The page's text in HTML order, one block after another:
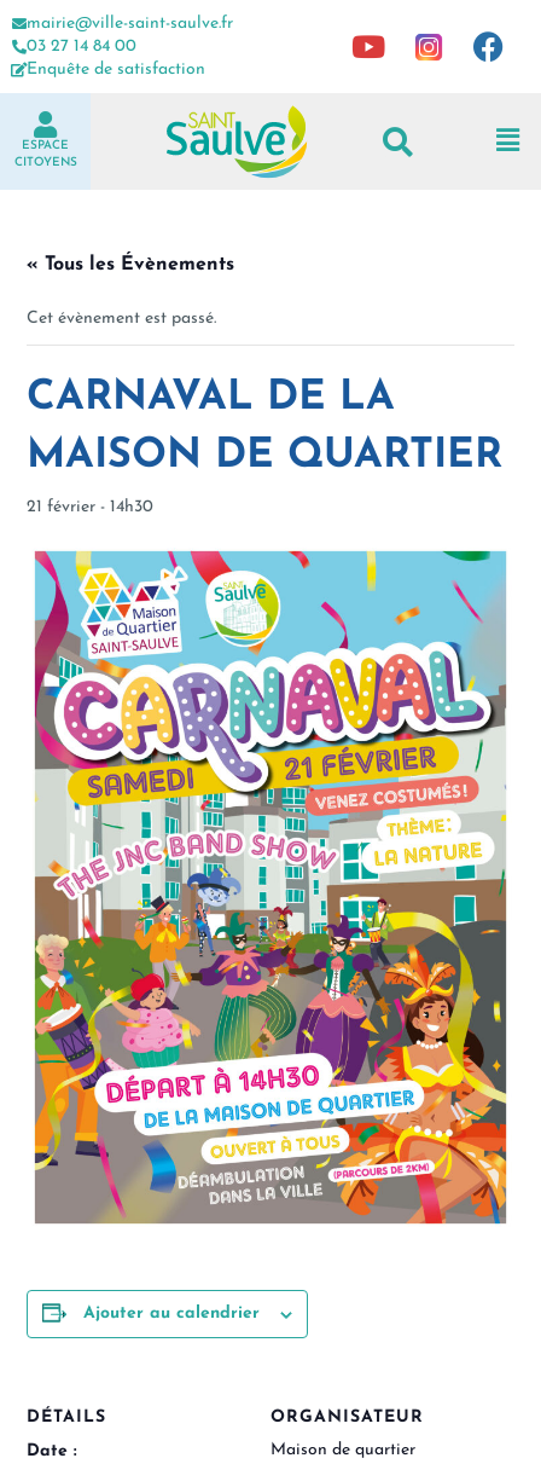
mairie@ville-saint-saulve.fr
03 27 14 84 00
Enquête de satisfaction
ESPACE
CITOYENS
« Tous les Évènements
Cet évènement est passé.
CARNAVAL DE LA
MAISON DE QUARTIER
21 février - 14h30
Ajouter au calendrier
DÉTAILS
Date :
ORGANISATEUR
Maison de quartier